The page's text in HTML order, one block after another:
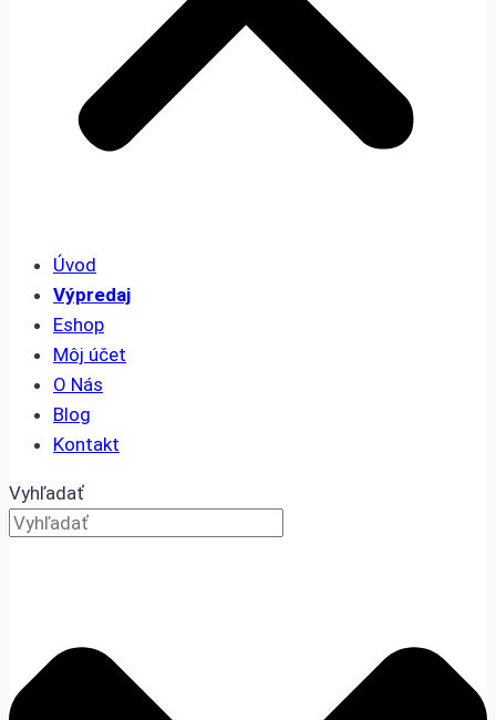
Úvod
Výpredaj
Eshop
Môj účet
O Nás
Blog
Kontakt
Vyhľadať